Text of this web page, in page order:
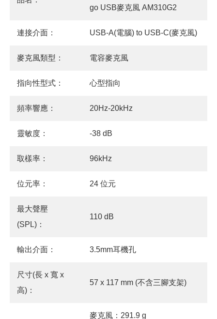
go USB麥克風 AM310G2
連接介面： USB-A(電腦) to USB-C(麥克風)
麥克風類型： 電容麥克風
指向性型式： 心型指向
頻率響應： 20Hz-20kHz
靈敏度： -38 dB
取樣率： 96kHz
位元率： 24 位元
最大聲壓
(SPL)：
110 dB
輸出介面： 3.5mm耳機孔
尺寸(長 x 寬 x
高)：
57 x 117 mm (不含三腳支架)
麥克風：291.9 g